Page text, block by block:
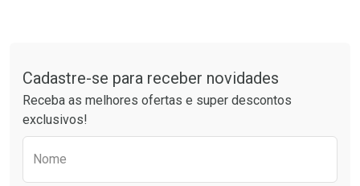
Cadastre-se para receber novidades
Receba as melhores ofertas e super descontos
exclusivos!
Nome